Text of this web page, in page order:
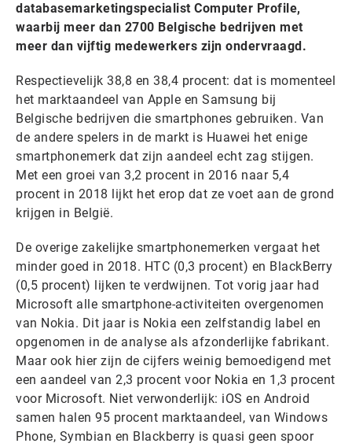
databasemarketingspecialist Computer Profile,
waarbij meer dan 2700 Belgische bedrijven met
meer dan vijftig medewerkers zijn ondervraagd.
Respectievelijk 38,8 en 38,4 procent: dat is momenteel
het marktaandeel van Apple en Samsung bij
Belgische bedrijven die smartphones gebruiken. Van
de andere spelers in de markt is Huawei het enige
smartphonemerk dat zijn aandeel echt zag stijgen.
Met een groei van 3,2 procent in 2016 naar 5,4
procent in 2018 lijkt het erop dat ze voet aan de grond
krijgen in België.
De overige zakelijke smartphonemerken vergaat het
minder goed in 2018. HTC (0,3 procent) en BlackBerry
(0,5 procent) lijken te verdwijnen. Tot vorig jaar had
Microsoft alle smartphone-activiteiten overgenomen
van Nokia. Dit jaar is Nokia een zelfstandig label en
opgenomen in de analyse als afzonderlijke fabrikant.
Maar ook hier zijn de cijfers weinig bemoedigend met
een aandeel van 2,3 procent voor Nokia en 1,3 procent
voor Microsoft. Niet verwonderlijk: iOS en Android
samen halen 95 procent marktaandeel, van Windows
Phone, Symbian en Blackberry is quasi geen spoor